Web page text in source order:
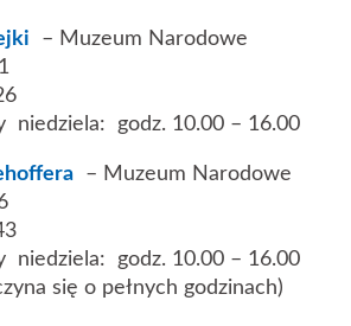
– Muzeum Narodowe
niedziela: godz. 10.00 – 16.00
– Muzeum Narodowe
niedziela: godz. 10.00 – 16.00
się o pełnych godzinach)